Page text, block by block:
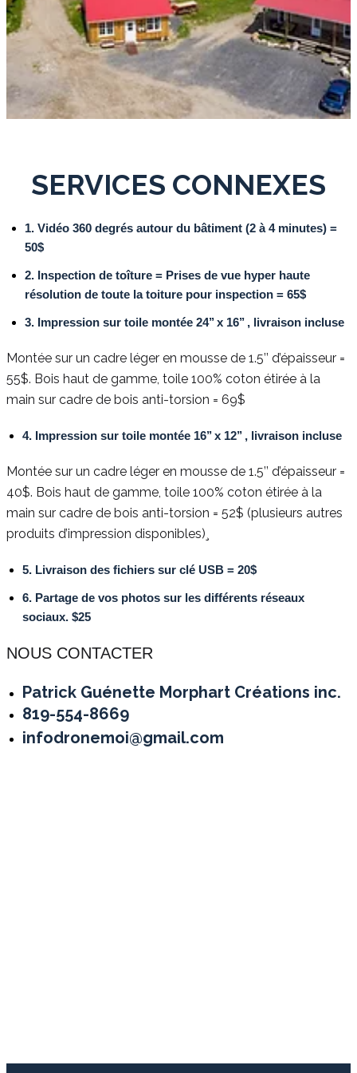
SERVICES CONNEXES
1. Vidéo 360 degrés autour du bâtiment (2 à 4 minutes) =
50$
2. Inspection de toîture = Prises de vue hyper haute
résolution de toute la toiture pour inspection = 65$
3. Impression sur toile montée 24’’ x 16’’ , livraison incluse
Montée sur un cadre léger en mousse de 1.5’’ d’épaisseur =
55$. Bois haut de gamme, toile 100% coton étirée à la
main sur cadre de bois anti-torsion = 69$
4. Impression sur toile montée 16’’ x 12’’ , livraison incluse
Montée sur un cadre léger en mousse de 1.5’’ d’épaisseur =
40$. Bois haut de gamme, toile 100% coton étirée à la
main sur cadre de bois anti-torsion = 52$ (plusieurs autres
produits d’impression disponibles)¸
5. Livraison des fichiers sur clé USB = 20$
6. Partage de vos photos sur les différents réseaux
sociaux. $25
NOUS CONTACTER
Patrick Guénette Morphart Créations inc.
819-554-8669
infodronemoi@gmail.com